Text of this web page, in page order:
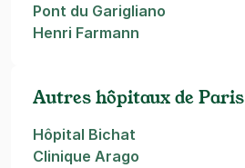
Pont du Garigliano
Henri Farmann
Autres hôpitaux de Paris
Hôpital Bichat
Clinique Arago